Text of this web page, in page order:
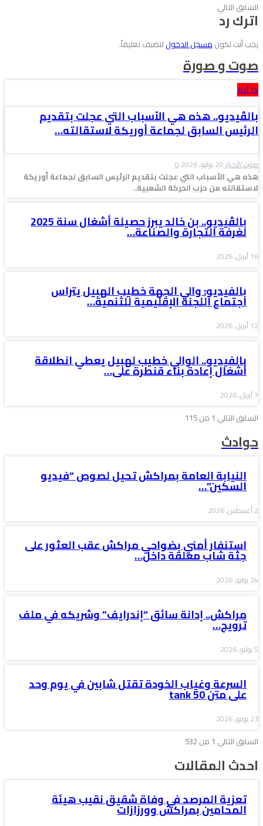
السابق التالي
اترك رد
يجب أنت تكونمسجل الدخول لتضيف تعليقاً.
صوت و صورة
TV أحرار
بالڤيديو.. هذه هي الأسباب التي عجلت بتقديم
الرئيس السابق لجماعة أوريكة لاستقالته…
صوت الأحرار20 يوليو, 2026 0
هذه هي الأسباب التي عجلت بتقديم الرئيس السابق لجماعة أوريكة
لاستقالته من حزب الحركة الشعبية..
بالڤيديو.. بن خالد يبرز حصيلة أشغال سنة 2025
لغرفة التجارة والصناعة…
16 أبريل, 2026
بالفيديو: والي الجهة خطيب الهبيل يتراس
اجتماع اللجنة الإقليمية للتنمية…
12 أبريل, 2026
بالفيديو.. الوالي خطيب لهبيل يعطي انطلاقة
أشغال إعادة بناء قنطرة على…
7 أبريل, 2026
السابق التالي 1 من 115
حوادث
النيابة العامة بمراكش تحيل لصوص “فيديو
السكين”…
2 أغسطس, 2026
استنفار أمني بضواحي مراكش عقب العثور على
جثة شاب معلقة داخل…
24 يوليو, 2026
مراكش.. إدانة سائق “إندرايف” وشريكه في ملف
ترويج…
5 يوليو, 2026
السرعة وغياب الخودة تقتل شابين في يوم وحد
على متن tank 50
23 يونيو, 2026
السابق التالي 1 من 532
احدث المقالات
تعزية المرصد في وفاة شقيق نقيب هيئة
المحامين بمراكش وورزازات